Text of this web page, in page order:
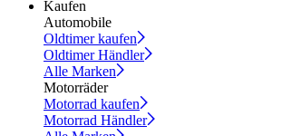
Kaufen
Automobile
Oldtimer kaufen
Oldtimer Händler
Alle Marken
Motorräder
Motorrad kaufen
Motorrad Händler